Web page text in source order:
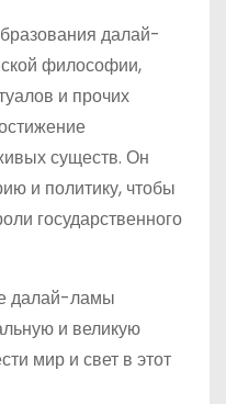
далай-
философии,
и прочих
существ. Он
и политику, чтобы
государственного
далай-ламы
и великую
мир и свет в этот